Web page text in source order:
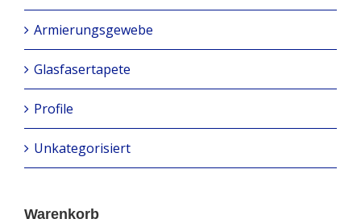
Armierungsgewebe
Glasfasertapete
Profile
Unkategorisiert
Warenkorb